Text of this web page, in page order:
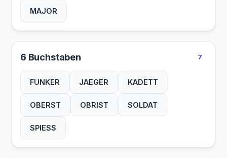
MAJOR
6 Buchstaben 7
FUNKER JAEGER KADETT
OBERST OBRIST SOLDAT
SPIESS